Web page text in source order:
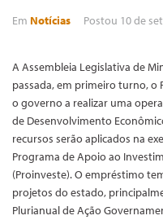
Em Notícias Postou 10 de
A Assembleia Legislativa de
passada, em primeiro turno, o
o governo a realizar uma
de Desenvolvimento
recursos serão aplicados na
Programa de Apoio ao
(Proinveste). O empréstimo
projetos do estado,
Plurianual de Ação